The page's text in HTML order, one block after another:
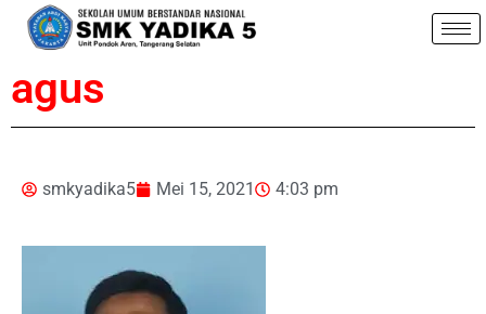
agus
smkyadika5 Mei 15, 2021 4:03 pm